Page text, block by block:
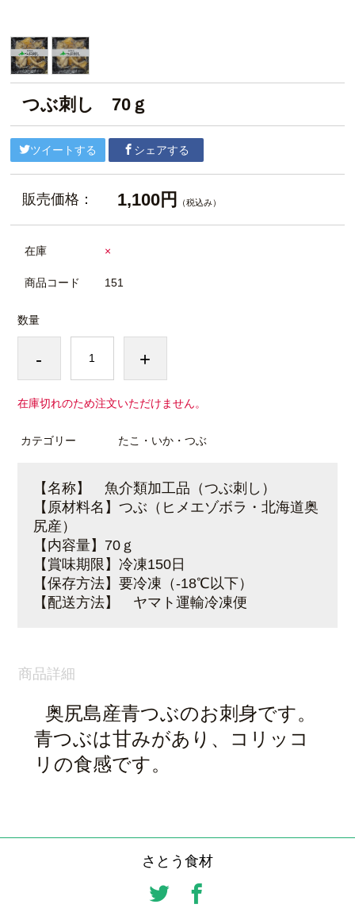
つぶ刺し 70ｇ
ツイートする シェアする
販売価格： 1,100円 （税込み）
在庫 ×
商品コード 151
数量
- +
在庫切れのため注文いただけません。
カテゴリー たこ・いか・つぶ
【名称】 魚介類加工品（つぶ刺し）
【原材料名】つぶ（ヒメエゾボラ・北海道奥
尻産）
【内容量】70ｇ
【賞味期限】冷凍150日
【保存方法】要冷凍（-18℃以下）
【配送方法】 ヤマト運輸冷凍便
商品詳細
奥尻島産青つぶのお刺身です。
青つぶは甘みがあり、コリッコ
リの食感です。
さとう食材